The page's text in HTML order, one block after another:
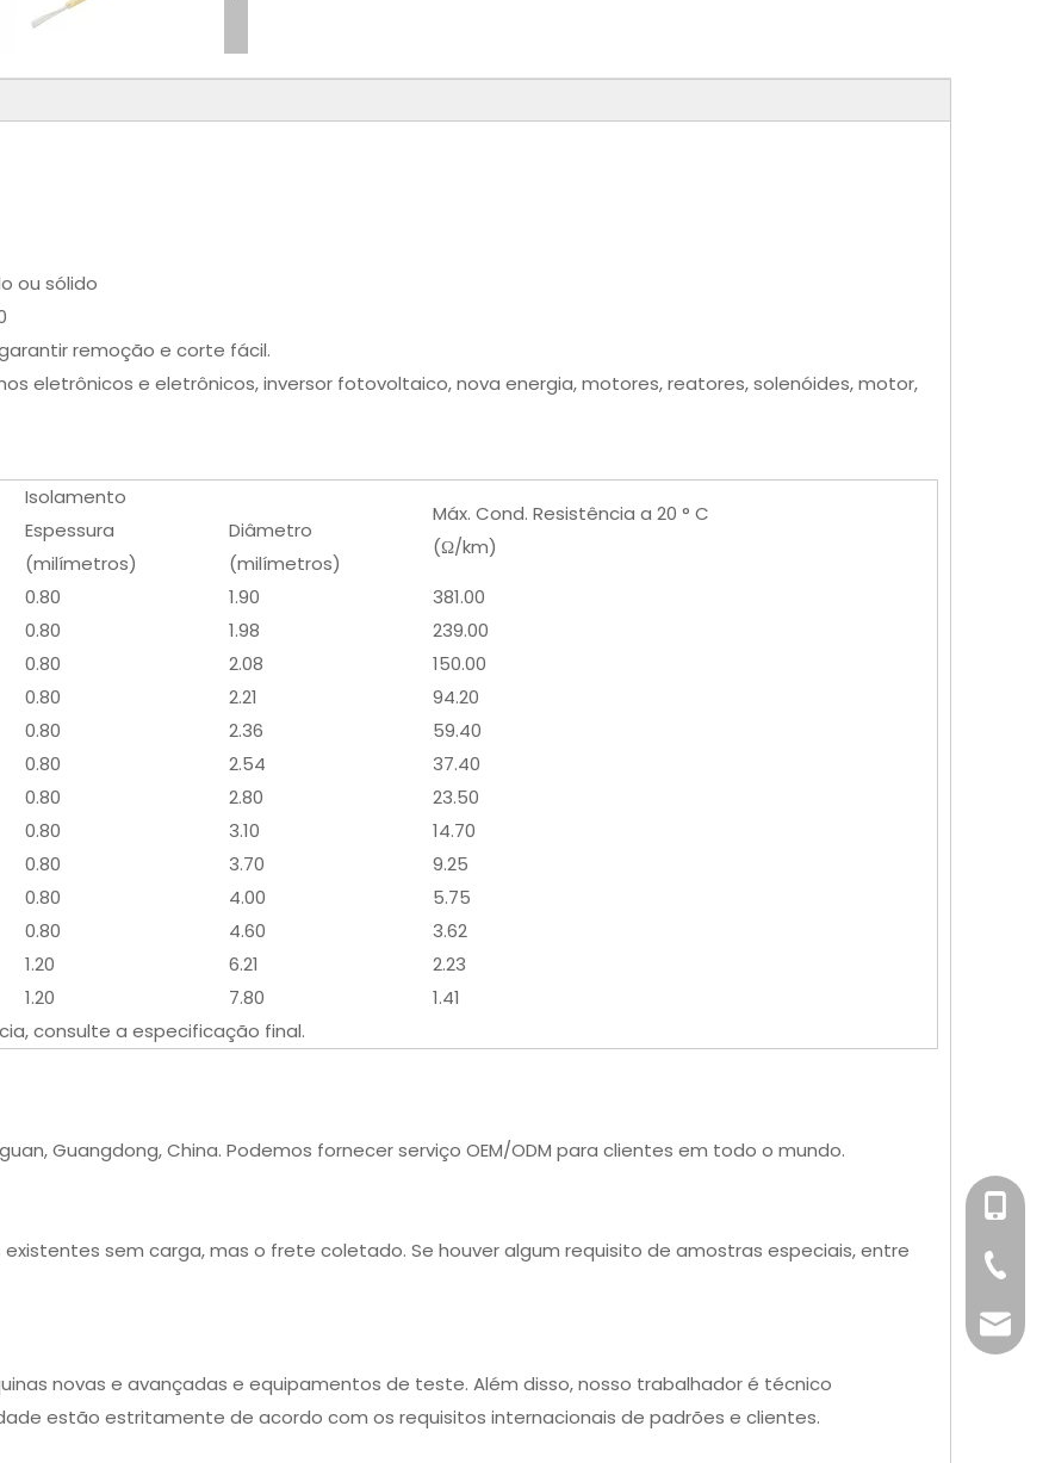
ou sólido
remoção e corte fácil.
eletrônicos e eletrônicos, inversor fotovoltaico, nova energia, motores, reatores, solenóides, motor,
Isolamento
Máx. Cond. Resistência a 20 ° C
(Ω/km)
Espessura
(milímetros)
Diâmetro
(milímetros)
0.80 1.90
381.00
0.80 1.98
239.00
0.80 2.08
150.00
0.80 2.21
94.20
0.80 2.36
59.40
0.80 2.54
37.40
0.80 2.80
23.50
0.80 3.10
14.70
0.80 3.70
9.25
0.80 4.00
5.75
0.80 4.60
3.62
1.20 6.21
2.23
1.20 7.80
1.41
consulte a especificação final.
Guangdong, China. Podemos fornecer serviço OEM/ODM para clientes em todo o mundo.
sem carga, mas o frete coletado. Se houver algum requisito de amostras especiais, entre
novas e avançadas e equipamentos de teste. Além disso, nosso trabalhador é técnico
estão estritamente de acordo com os requisitos internacionais de padrões e clientes.
+86-
+86-